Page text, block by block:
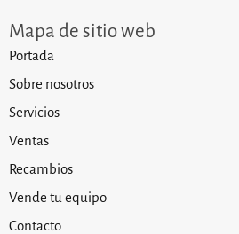
Mapa de sitio web
Portada
Sobre nosotros
Servicios
Ventas
Recambios
Vende tu equipo
Contacto